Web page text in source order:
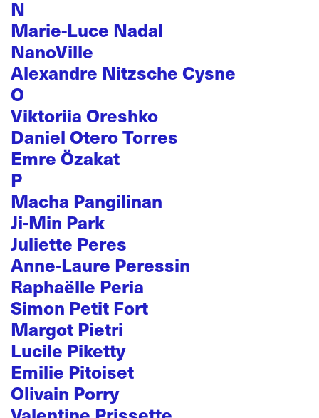
N
Marie-Luce Nadal
NanoVille
Alexandre Nitzsche Cysne
O
Viktoriia Oreshko
Daniel Otero Torres
Emre Özakat
P
Macha Pangilinan
Ji-Min Park
Juliette Peres
Anne-Laure Peressin
Raphaëlle Peria
Simon Petit Fort
Margot Pietri
Lucile Piketty
Emilie Pitoiset
Olivain Porry